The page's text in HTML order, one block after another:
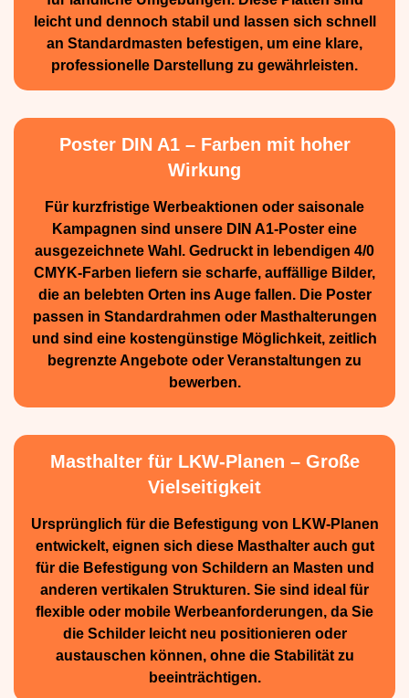
leicht und dennoch stabil und lassen sich schnell
an Standard­masten befestigen, um eine klare,
professionelle Darstellung zu gewährleisten.
Poster DIN A1 – Farben mit hoher
Wirkung
Für kurzfristige Werbe­aktionen oder saisonale
Kampagnen sind unsere DIN A1-Poster eine
ausge­zeichnete Wahl. Gedruckt in lebendigen 4/0
CMYK-Farben liefern sie scharfe, auffällige Bilder,
die an belebten Orten ins Auge fallen. Die Poster
passen in Standardrahmen oder Masthalterungen
und sind eine kostengünstige Möglichkeit, zeitlich
begrenzte Angebote oder Veranstaltungen zu
bewerben.
Masthalter für LKW-Planen – Große
Vielseitigkeit
Ursprünglich für die Be­festigung von LKW-Planen
entwickelt, eignen sich diese Masthalter auch gut
für die Befestigung von Schildern an Masten und
anderen vertikalen Strukturen. Sie sind ideal für
flexible oder mobile Werbean­forderungen, da Sie
die Schilder leicht neu positio­nieren oder
austauschen können, ohne die Stabilität zu
beeinträchtigen.